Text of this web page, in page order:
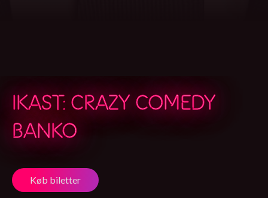
IKAST: CRAZY COMEDY
BANKO
Køb biletter